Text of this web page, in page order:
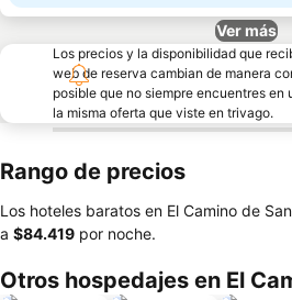
Ver más
Los precios y la disponibilidad que
web de reserva cambian de manera
posible que no siempre encuentres en
la misma oferta que viste en trivago.
Rango de precios
Los hoteles baratos en El Camino de
a ‎$84.419 por noche.
Otros hospedajes en El